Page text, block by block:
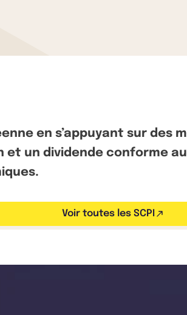
en s’appuyant sur
et un dividende conforme
Voir toutes les SCPI